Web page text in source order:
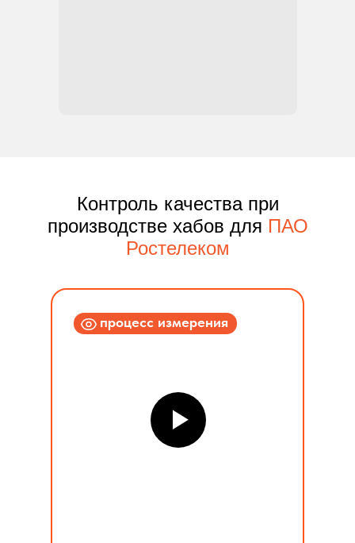
Контроль качества при
производстве хабов для ПАО
Ростелеком
процесс измерения